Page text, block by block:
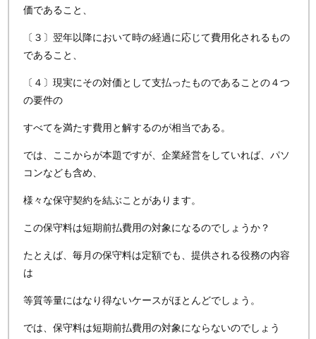
価であること、
〔３〕翌年以降において時の経過に応じて費用化されるもの
であること、
〔４〕現実にその対価として支払ったものであることの４つ
の要件の
すべてを満たす費用と解するのが相当である。
では、ここからが本題ですが、企業経営をしていれば、パソ
コンなども含め、
様々な保守契約を結ぶことがあります。
この保守料は短期前払費用の対象になるのでしょうか？
たとえば、毎月の保守料は定額でも、提供される役務の内容
は
等質等量にはなり得ないケースがほとんどでしょう。
では、保守料は短期前払費用の対象にならないのでしょう